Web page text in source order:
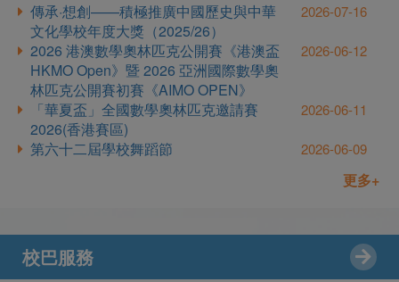
傳承·想創——積極推廣中國歷史與中華
文化學校年度大獎（2025/26）
2026-07-16
2026 港澳數學奧林匹克公開賽《港澳盃
HKMO Open》暨 2026 亞洲國際數學奧
林匹克公開賽初賽《AIMO OPEN》
2026-06-12
「華夏盃」全國數學奧林匹克邀請賽
2026(香港賽區)
2026-06-11
第六十二屆學校舞蹈節 2026-06-09
更多+
校巴服務